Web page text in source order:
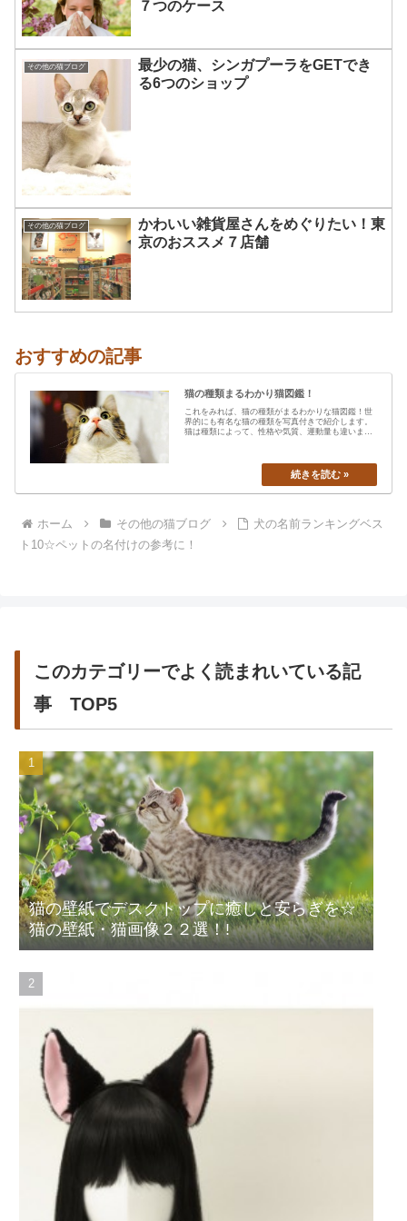
７つのケース
その他の猫ブログ
最少の猫、シンガプーラをGETでき
る6つのショップ
その他の猫ブログ
かわいい雑貨屋さんをめぐりたい！東
京のおススメ７店舗
おすすめの記事
猫の種類まるわかり猫図鑑！
これをみれば、猫の種類がまるわかりな猫図鑑！世
界的にも有名な猫の種類を写真付きで紹介します。
猫は種類によって、性格や気質、運動量も違います
ホーム その他の猫ブログ
犬の名前ランキングベス
ト10☆ペットの名付けの参考に！
このカテゴリーでよく読まれいている記
事 TOP5
猫の壁紙でデスクトップに癒しと安らぎを☆
猫の壁紙・猫画像２２選！!